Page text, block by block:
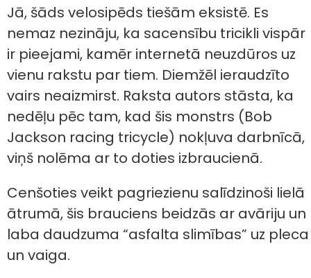
Jā, šāds velosipēds tiešām eksistē. Es
nemaz nezināju, ka sacensību tricikli vispār
ir pieejami, kamēr internetā neuzdūros uz
vienu rakstu par tiem. Diemžēl ieraudzīto
vairs neaizmirst. Raksta autors stāsta, ka
nedēļu pēc tam, kad šis monstrs (Bob
Jackson racing tricycle) nokļuva darbnīcā,
viņš nolēma ar to doties izbraucienā.
Cenšoties veikt pagriezienu salīdzinoši lielā
ātrumā, šis brauciens beidzās ar avāriju un
laba daudzuma “asfalta slimības” uz pleca
un vaiga.